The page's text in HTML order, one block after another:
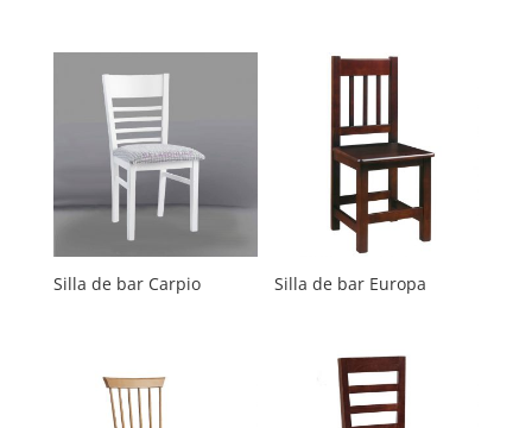
Silla de bar Carpio Silla de bar Europa